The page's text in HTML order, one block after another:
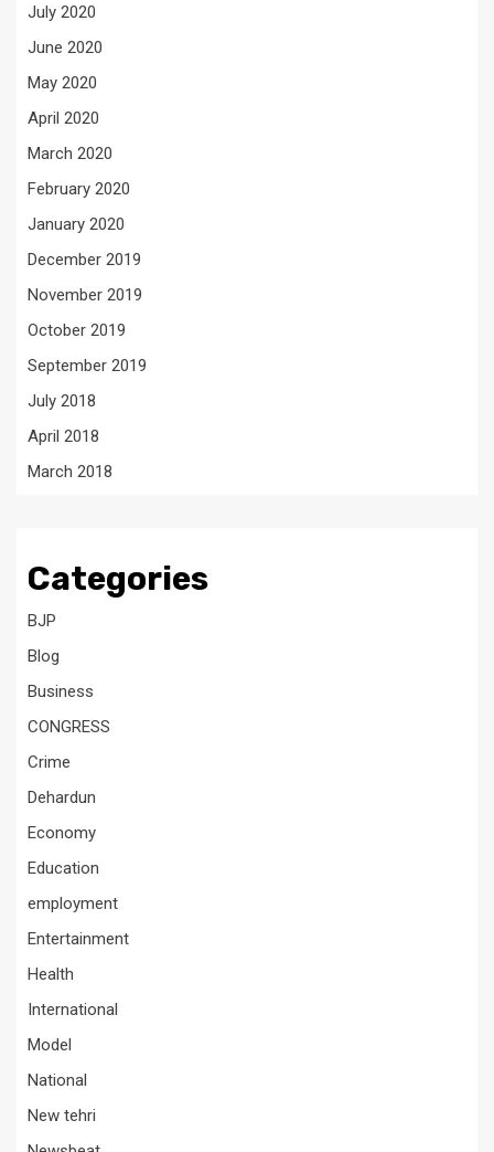
July 2020
June 2020
May 2020
April 2020
March 2020
February 2020
January 2020
December 2019
November 2019
October 2019
September 2019
July 2018
April 2018
March 2018
Categories
BJP
Blog
Business
CONGRESS
Crime
Dehardun
Economy
Education
employment
Entertainment
Health
International
Model
National
New tehri